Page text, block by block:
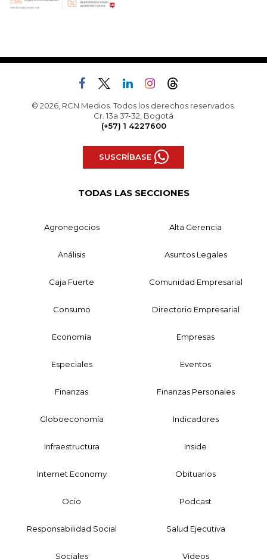
© 2026, RCN Medios. Todos los derechos reservados.
Cr. 13a 37-32, Bogotá
(+57) 1 4227600
SUSCRÍBASE
TODAS LAS SECCIONES
Agronegocios Alta Gerencia
Análisis Asuntos Legales
Caja Fuerte Comunidad Empresarial
Consumo Directorio Empresarial
Economía Empresas
Especiales Eventos
Finanzas Finanzas Personales
Globoeconomía Indicadores
Infraestructura Inside
Internet Economy Obituarios
Ocio Podcast
Responsabilidad Social Salud Ejecutiva
Sociales Videos